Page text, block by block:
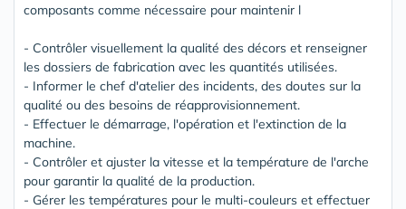
composants comme nécessaire pour maintenir l
- Contrôler visuellement la qualité des décors et renseigner
les dossiers de fabrication avec les quantités utilisées.
- Informer le chef d'atelier des incidents, des doutes sur la
qualité ou des besoins de réapprovisionnement.
- Effectuer le démarrage, l'opération et l'extinction de la
machine.
- Contrôler et ajuster la vitesse et la température de l'arche
pour garantir la qualité de la production.
- Gérer les températures pour le multi-couleurs et effectuer